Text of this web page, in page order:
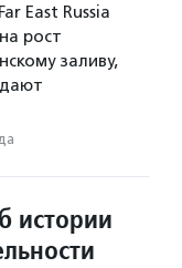
East Russia
рост
заливу,
истории